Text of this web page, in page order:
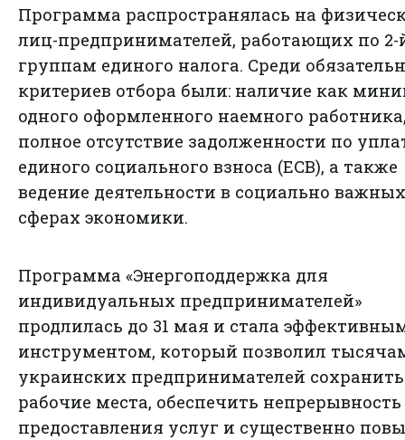
Программа распространялась на
лиц-предпринимателей, работающих по 2-
группам единого налога. Среди
критериев отбора были: наличие как
одного оформленного наемного
полное отсутствие задолженности по
единого социального взноса (ЕСВ), а также
ведение деятельности в социально важных
сферах экономики.
Программа «Энергоподдержка для
индивидуальных предпринимателей»
продлилась до 31 мая и стала
инструментом, который позволил
украинских предпринимателей сохранить
рабочие места, обеспечить непрерывность
предоставления услуг и существенно